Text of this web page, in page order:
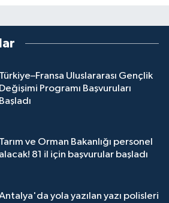
Türkiye–Fransa Uluslararası Gençlik
Değişimi Programı Başvuruları
Başladı
Tarım ve Orman Bakanlığı personel
alacak! 81 il için başvurular başladı
yola yazılan yazı polisleri